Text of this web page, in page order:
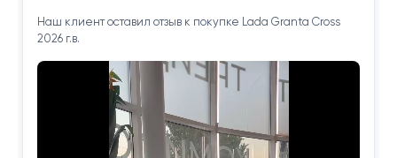
Наш клиент оставил отзыв к покупке Lada Granta Cross
2026 г.в.